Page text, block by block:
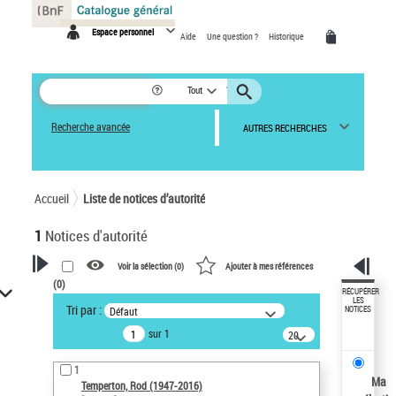
Espace personnel Aide Une question ? Historique
Tout
Recherche avancée AUTRES RECHERCHES
Accueil Liste de notices d’autorité
1 Notices d'autorité
VOTRE RECHERCHE
Recherche avancée dans les
notices d’autorité
Œuvres liées à l'auteur :
Temperton, Rod (1947-2016)
Voir la sélection (0) Ajouter à mes références
(0)
Tri par : Défaut
sur 1
20
résultats/page
1
Temperton, Rod (1947-2016)
RÉCUPÉRER
LES
NOTICES
Ma
Panneau de gestion des cookies